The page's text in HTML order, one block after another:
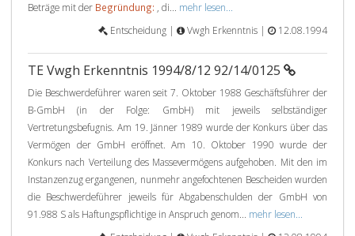
Beträge mit der Begründung: , di... mehr lesen...
Entscheidung |
Vwgh Erkenntnis | 12.08.1994
TE Vwgh Erkenntnis 1994/8/12 92/14/0125
Die Beschwerdeführer waren seit 7. Oktober 1988 Geschäftsführer der
B-GmbH (in der Folge: GmbH) mit jeweils selbständiger
Vertretungsbefugnis. Am 19. Jänner 1989 wurde der Konkurs über das
Vermögen der GmbH eröffnet. Am 10. Oktober 1990 wurde der
Konkurs nach Verteilung des Massevermögens aufgehoben. Mit den im
Instanzenzug ergangenen, nunmehr angefochtenen Bescheiden wurden
die Beschwerdeführer jeweils für Abgabenschulden der GmbH von
91.988 S als Haftungspflichtige in Anspruch genom... mehr lesen...